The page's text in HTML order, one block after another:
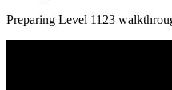
Preparing Level 1123